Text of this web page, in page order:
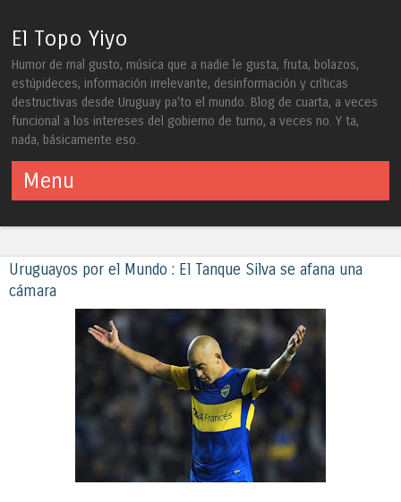
El Topo Yiyo
Humor de mal gusto, música que a nadie le gusta, fruta, bolazos,
estúpideces, información irrelevante, desinformación y críticas
destructivas desde Uruguay pa'to el mundo. Blog de cuarta, a veces
funcional a los intereses del gobierno de turno, a veces no. Y ta,
nada, básicamente eso.
Menu
Uruguayos por el Mundo : El Tanque Silva se afana una
cámara